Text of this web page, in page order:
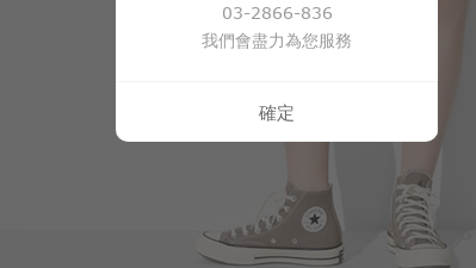
03-2866-836
我們會盡力為您服務
確定